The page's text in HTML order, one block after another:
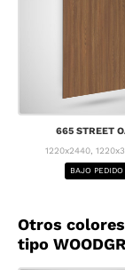
665 STREET
1220x2440,
BAJO PEDIDO
Otros colores
tipo